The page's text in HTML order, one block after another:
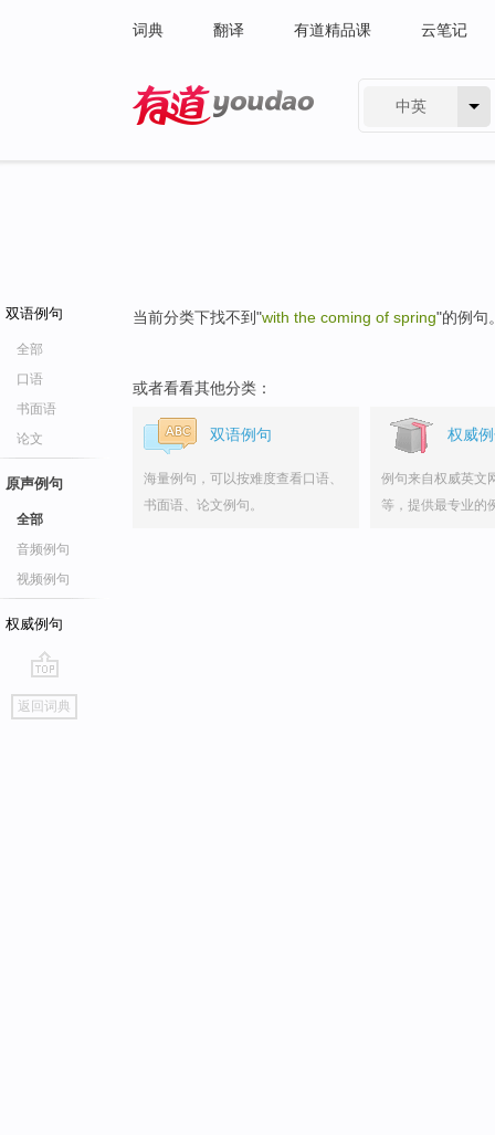
词典 翻译 有道精品课 云笔记
中英
双语例句
全部
口语
书面语
论文
原声例句
全部
音频例句
视频例句
权威例句
go
top
返回词典
当前分类下找不到"with the coming of spring"的例句
或者看看其他分类：
双语例句
海量例句，可以按难度查看口语、
书面语、论文例句。
权威
例句来自权威英文
等，提供最专业的